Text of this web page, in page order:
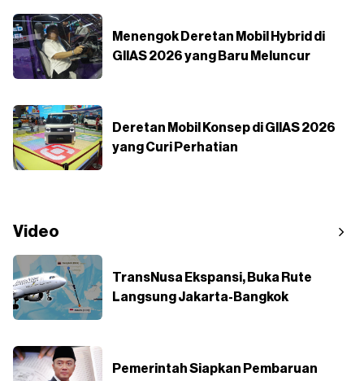
Menengok Deretan Mobil Hybrid di
GIIAS 2026 yang Baru Meluncur
Deretan Mobil Konsep di GIIAS 2026
yang Curi Perhatian
Video
TransNusa Ekspansi, Buka Rute
Langsung Jakarta-Bangkok
Pemerintah Siapkan Pembaruan